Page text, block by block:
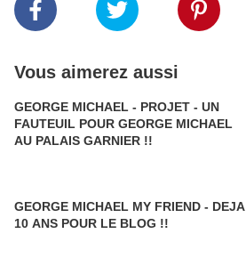
Vous aimerez aussi
GEORGE MICHAEL - PROJET - UN
FAUTEUIL POUR GEORGE MICHAEL
AU PALAIS GARNIER !!
GEORGE MICHAEL MY FRIEND - DEJA
10 ANS POUR LE BLOG !!